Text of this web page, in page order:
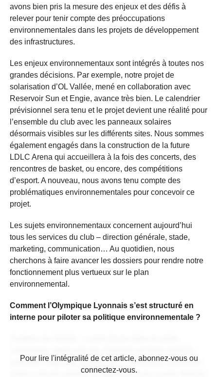
avons bien pris la mesure des enjeux et des défis à
relever pour tenir compte des préoccupations
environnementales dans les projets de développement
des infrastructures.
Les enjeux environnementaux sont intégrés à toutes nos
grandes décisions. Par exemple, notre projet de
solarisation d’OL Vallée, mené en collaboration avec
Reservoir Sun et Engie, avance très bien. Le calendrier
prévisionnel sera tenu et le projet devient une réalité pour
l’ensemble du club avec les panneaux solaires
désormais visibles sur les différents sites. Nous sommes
également engagés dans la construction de la future
LDLC Arena qui accueillera à la fois des concerts, des
rencontres de basket, ou encore, des compétitions
d’esport. A nouveau, nous avons tenu compte des
problématiques environnementales pour concevoir ce
projet.
Les sujets environnementaux concernent aujourd’hui
tous les services du club – direction générale, stade,
marketing, communication… Au quotidien, nous
cherchons à faire avancer les dossiers pour rendre notre
fonctionnement plus vertueux sur le plan
environnemental.
Comment l’Olympique Lyonnais s’est structuré en
interne pour piloter sa politique environnementale ?
vulputate magna at, pulvinar arcu. Maecenas sollicitudin
turpis a mauris ultrices, ac dignissim nunc auctor. Aenean
CONTENU RÉSERVÉ AUX
ABONNÉS
Pour lire l'intégralité de cet article, abonnez-vous ou
connectez-vous.